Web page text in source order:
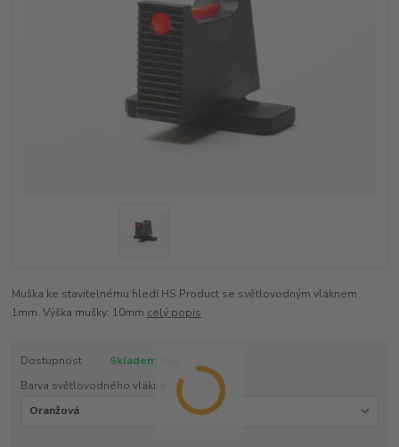
Muška ke stavitelnému hledí HS Product se světlovodným vláknem
1mm. Výška mušky: 10mm celý popis
Dostupnost
Skladem 5 ks
Barva světlovodného vlákna